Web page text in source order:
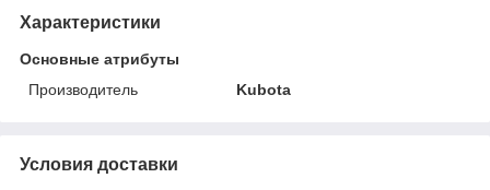
Характеристики
Основные атрибуты
Производитель
Kubota
Условия доставки